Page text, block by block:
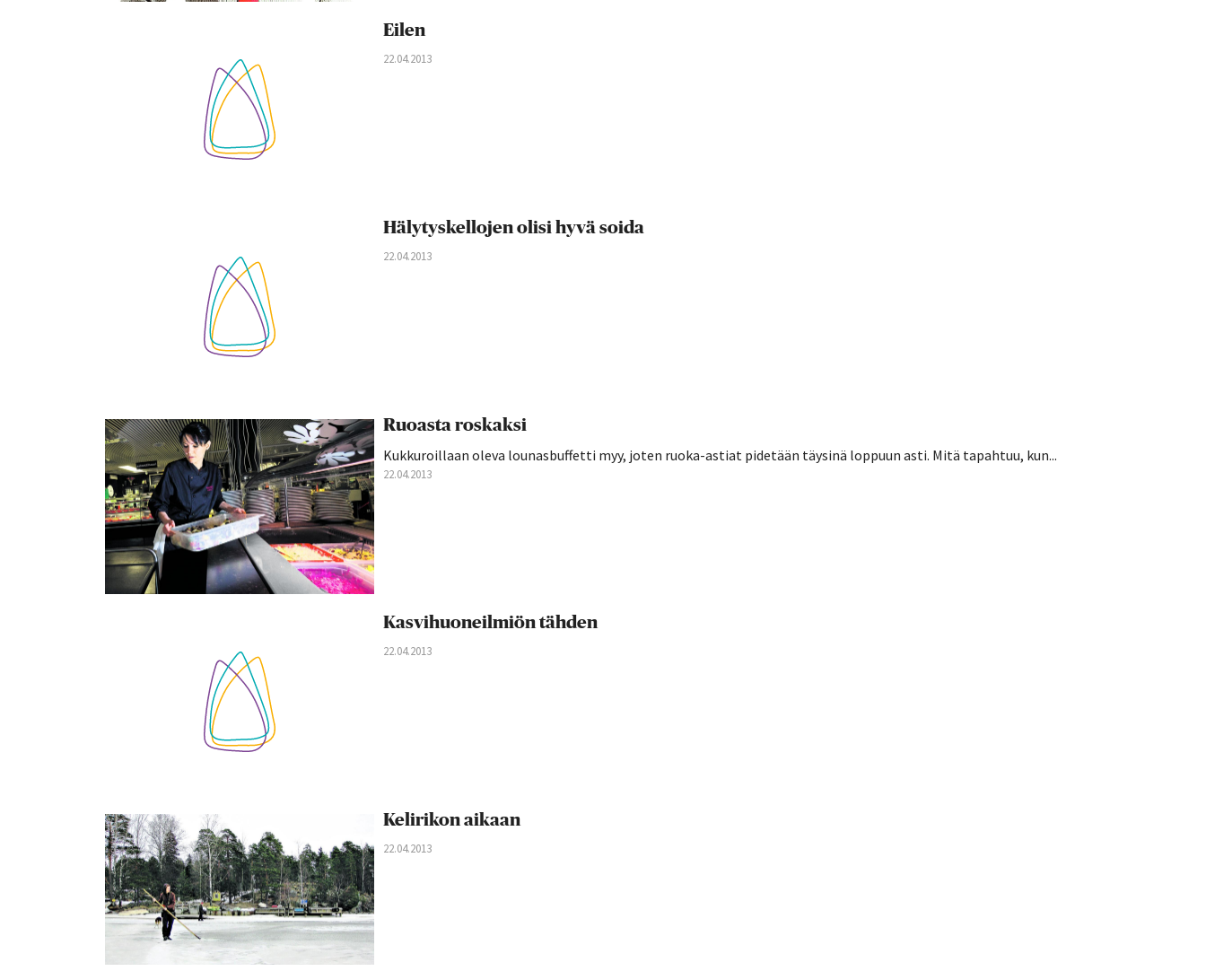
Eilen
22.04.2013
Hälytyskellojen olisi hyvä soida
22.04.2013
Ruoasta roskaksi
Kukkuroillaan oleva lounasbuffetti myy, joten ruoka-astiat pidetään täysinä loppuun asti. Mitä tapahtuu, kun...
22.04.2013
Kasvihuoneilmiön tähden
22.04.2013
Kelirikon aikaan
22.04.2013